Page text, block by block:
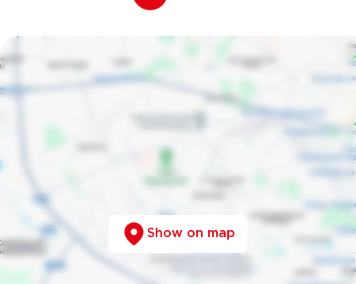
Show on map